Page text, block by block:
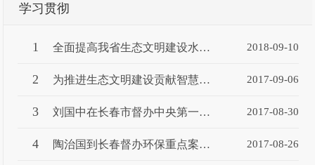
学习贯彻
1 全面提高我省生态文明建设水平 马俊清到双阳区督办重点移交案... 2018-09-10
2 为推进生态文明建设贡献智慧力量 黄燕明来长进行环保宣讲 2017-09-06
3 刘国中在长春市督办中央第一环保督察组交办重点案件时强调 坚... 2017-08-30
4 陶治国到长春督办环保重点案件时强调 以实际成效赢得群众真心... 2017-08-26